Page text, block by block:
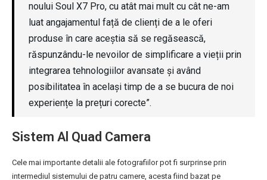
noului Soul X7 Pro, cu atât mai mult cu cât ne-am
luat angajamentul față de clienți de a le oferi
produse în care aceștia să se regăsească,
răspunzându-le nevoilor de simplificare a vieții prin
integrarea tehnologiilor avansate și având
posibilitatea în același timp de a se bucura de noi
experiențe la prețuri corecte”.
Sistem Al Quad Camera
Cele mai importante detalii ale fotografiilor pot fi surprinse prin
intermediul sistemului de patru camere, acesta fiind bazat pe